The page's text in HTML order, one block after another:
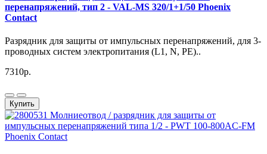
перенапряжений, тип 2 - VAL-MS 320/1+1/50 Phoenix
Contact
Разрядник для защиты от импульсных перенапряжений, для 3-
проводных систем электропитания (L1, N, PE)..
7310р.
Купить